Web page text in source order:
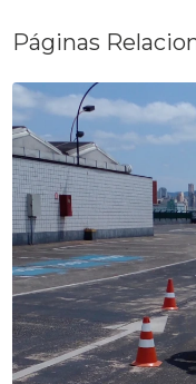
Páginas